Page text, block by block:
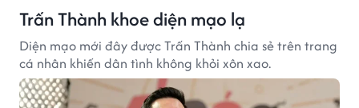
Trấn Thành khoe diện mạo lạ
Diện mạo mới đây được Trấn Thành chia sẻ trên trang
cá nhân khiến dân tình không khỏi xôn xao.